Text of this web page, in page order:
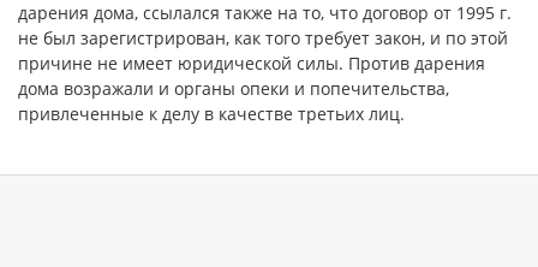
дарения дома, ссылался также на то, что договор от 1995 г.
не был зарегистрирован, как того требует закон, и по этой
причине не имеет юридической силы. Против дарения
дома возражали и органы опеки и попечительства,
привлеченные к делу в качестве третьих лиц.